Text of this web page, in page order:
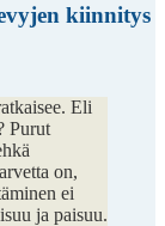
kiinnitys
Eli
Purut
on,
ei
ja paisuu.